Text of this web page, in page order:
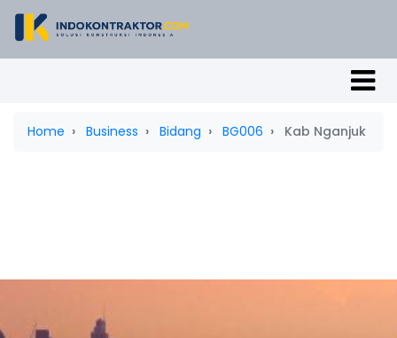
Home Business Bidang BG006 Kab Nganjuk